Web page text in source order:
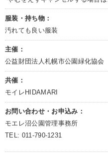
服装・持ち物：
汚れても良い服装
主催：
公益財団法人札幌市公園緑化協会
共催：
モイレHIDAMARI
お問い合わせ・お申込み：
モエレ沼公園管理事務所
TEL: 011-790-1231